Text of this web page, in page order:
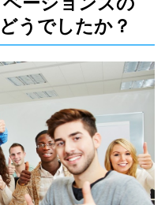
うでしたか？